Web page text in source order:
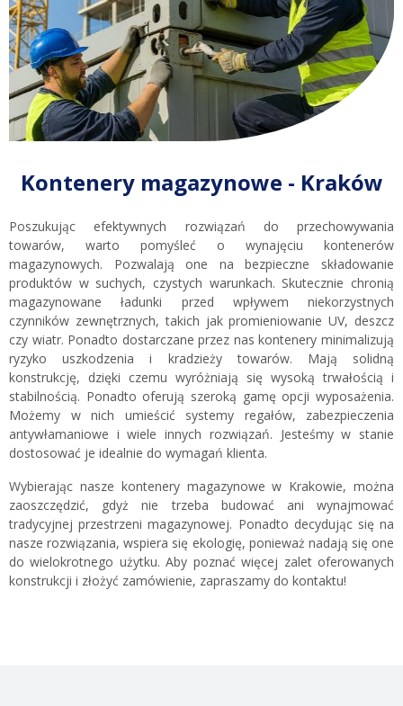
Kontenery magazynowe - Kraków
Poszukując efektywnych rozwiązań do przechowywania
towarów, warto pomyśleć o wynajęciu kontenerów
magazynowych. Pozwalają one na bezpieczne składowanie
produktów w suchych, czystych warunkach. Skutecznie chronią
magazynowane ładunki przed wpływem niekorzystnych
czynników zewnętrznych, takich jak promieniowanie UV, deszcz
czy wiatr. Ponadto dostarczane przez nas kontenery minimalizują
ryzyko uszkodzenia i kradzieży towarów. Mają solidną
konstrukcję, dzięki czemu wyróżniają się wysoką trwałością i
stabilnością. Ponadto oferują szeroką gamę opcji wyposażenia.
Możemy w nich umieścić systemy regałów, zabezpieczenia
antywłamaniowe i wiele innych rozwiązań. Jesteśmy w stanie
dostosować je idealnie do wymagań klienta.
Wybierając nasze kontenery magazynowe w Krakowie, można
zaoszczędzić, gdyż nie trzeba budować ani wynajmować
tradycyjnej przestrzeni magazynowej. Ponadto decydując się na
nasze rozwiązania, wspiera się ekologię, ponieważ nadają się one
do wielokrotnego użytku. Aby poznać więcej zalet oferowanych
konstrukcji i złożyć zamówienie, zapraszamy do kontaktu!